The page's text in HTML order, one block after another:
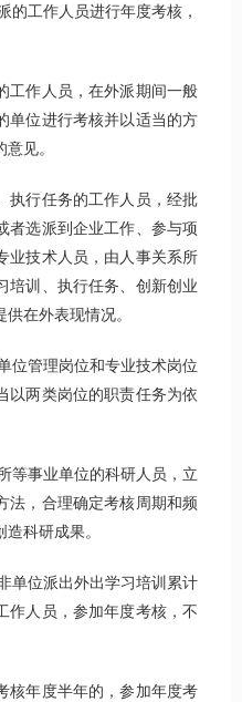
工作人员进行年度考核，
作人员，在外派期间一般
单位进行考核并以适当的方
见。
行任务的工作人员，经批
者选派到企业工作、参与项
业技术人员，由人事关系所
培训、执行任务、创新创业
在外表现情况。
管理岗位和专业技术岗位
以两类岗位的职责任务为依
事业单位的科研人员，立
法，合理确定考核周期和频
科研成果。
位派出外出学习培训累计
作人员，参加年度考核，不
年度半年的，参加年度考